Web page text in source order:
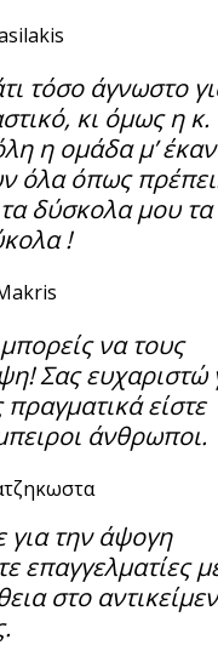
τόσο άγνωστο
κι όμως η κ.
η ομάδα μ’
όλα όπως
δύσκολα μου τα
!
να τους
Σας ευχαριστώ
είστε
άνθρωποι.
για την άψογη
επαγγελματίες
στο